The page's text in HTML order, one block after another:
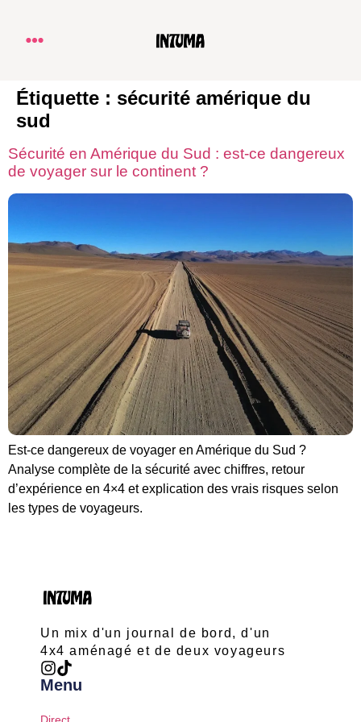
Étiquette : sécurité amérique du
sud
Sécurité en Amérique du Sud : est-ce dangereux
de voyager sur le continent ?
Est-ce dangereux de voyager en Amérique du Sud ?
Analyse complète de la sécurité avec chiffres, retour
d’expérience en 4×4 et explication des vrais risques selon
les types de voyageurs.
Un mix d'un journal de bord, d'un
4x4 aménagé et de deux voyageurs
Menu